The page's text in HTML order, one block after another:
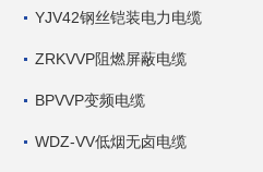
YJV42钢丝铠装电力电缆
ZRKVVP阻燃屏蔽电缆
BPVVP变频电缆
WDZ-VV低烟无卤电缆